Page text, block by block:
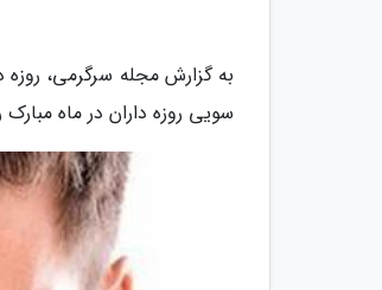
به گزارش مجله سرگرمی،
سویی روزه داران در ماه